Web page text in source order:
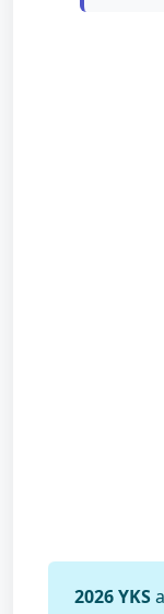
2026 YKS